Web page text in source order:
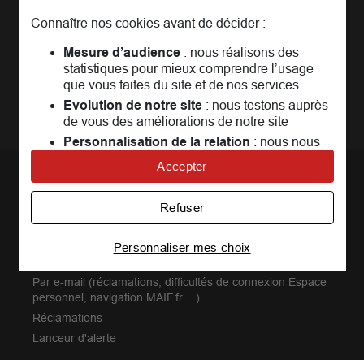
Adhérer à la MAIF
Camif
Assurance décès
Assurance vie
Avis MAIF (Avis Vérifiés)
Achat immobilier
Nos partenaires services
partager, profiter...
Rejoindre la communauté
Nous contacter
Par téléphone
Par langue des signes ou transcription
Par e-mail (réclamations, difficultés de connexion Espace
personnel, navigation MAIF.fr ...)
Réclamations
Lanceur d'alerte
Connaître nos cookies avant de décider :
Mesure d’audience: nous réalisons des
statistiques pour mieux comprendre l’usage
que vous faites du site et de nos services
Evolution de notre site: nous testons auprès
de vous des améliorations de notre site
Personnalisation de la relation : nous nous
et personnaliser nos offres
Univers publicitaire: nous utilisons avec nos
partenaires des cookies pour afficher des
publicités personnalisées
Connaître notre politique cookies et la liste de nos
partenaires
Personnaliser mes choix
Refuser
Accepter